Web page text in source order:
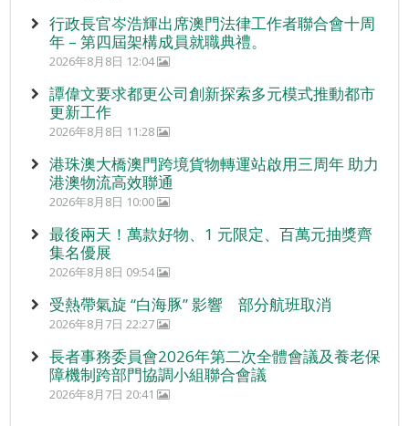
行政長官岑浩輝出席澳門法律工作者聯合會十周
年 – 第四屆架構成員就職典禮。
2026年8月8日 12:04
譚偉文要求都更公司創新探索多元模式推動都市
更新工作
2026年8月8日 11:28
港珠澳大橋澳門跨境貨物轉運站啟用三周年 助力
港澳物流高效聯通
2026年8月8日 10:00
最後兩天！萬款好物、1 元限定、百萬元抽獎齊
集名優展
2026年8月8日 09:54
受熱帶氣旋 “白海豚” 影響 部分航班取消
2026年8月7日 22:27
長者事務委員會2026年第二次全體會議及養老保
障機制跨部門協調小組聯合會議
2026年8月7日 20:41